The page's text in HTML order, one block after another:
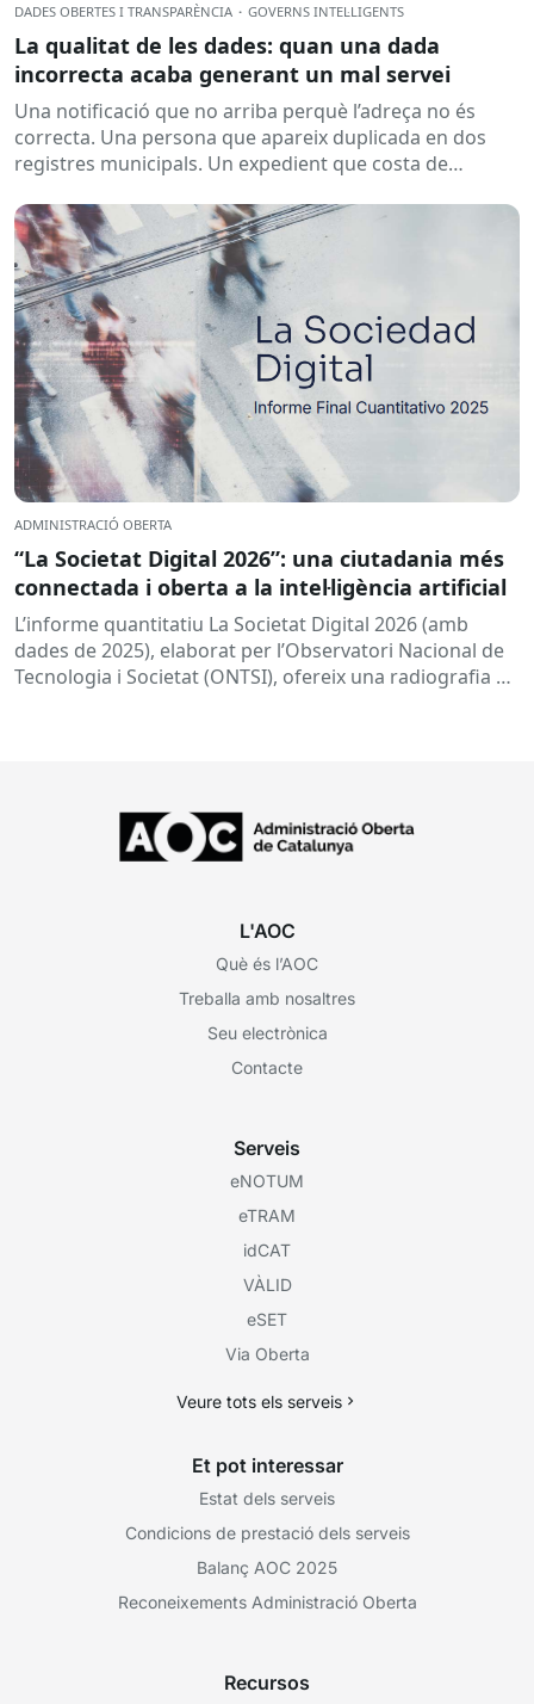
DADES OBERTES I TRANSPARÈNCIA · GOVERNS INTEL·LIGENTS
La qualitat de les dades: quan una dada
incorrecta acaba generant un mal servei
Una notificació que no arriba perquè l’adreça no és
correcta. Una persona que apareix duplicada en dos
registres municipals. Un expedient que costa de
ADMINISTRACIÓ OBERTA
“La Societat Digital 2026”: una ciutadania més
connectada i oberta a la intel·ligència artificial
L’informe quantitatiu La Societat Digital 2026 (amb
dades de 2025), elaborat per l’Observatori Nacional de
Tecnologia i Societat (ONTSI), ofereix una radiografia de
L'AOC
Què és l’AOC
Treballa amb nosaltres
Seu electrònica
Contacte
Serveis
eNOTUM
eTRAM
idCAT
VÀLID
eSET
Via Oberta
Veure tots els serveis
Et pot interessar
Estat dels serveis
Condicions de prestació dels serveis
Balanç AOC 2025
Reconeixements Administració Oberta
Recursos